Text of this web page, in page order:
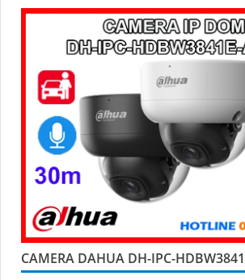
camera giúp giám sát chính xác, giảm
hỗ trợ khe thẻ nhớ lên đến 256GB và cấp
CAMERA DAHUA DH-IPC-